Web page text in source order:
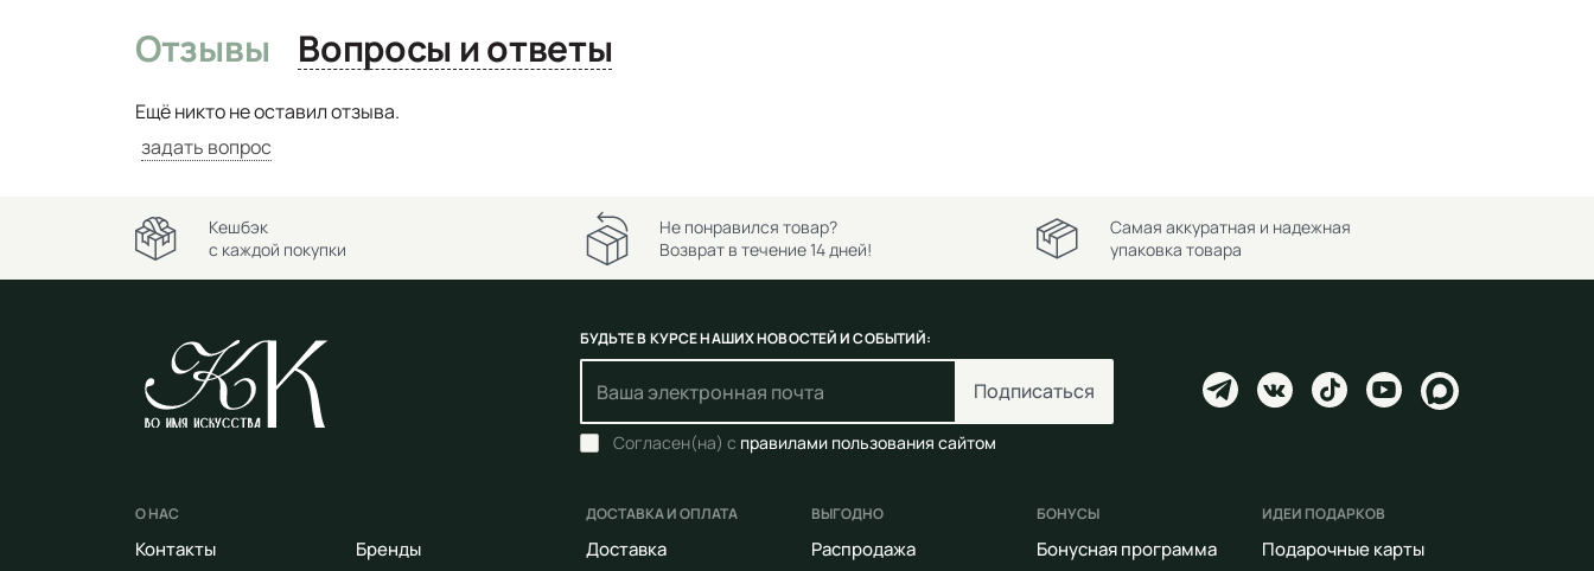
Отзывы Вопросы и ответы
Ещё никто не оставил отзыва.
задать вопрос
Кешбэк
с каждой покупки
Не понравился товар?
Возврат в течение 14 дней!
Самая аккуратная и надежная
упаковка товара
БУДЬТЕ В КУРСЕ НАШИХ НОВОСТЕЙ И СОБЫТИЙ:
Подписаться
Согласен(на) с правилами пользования сайтом
О НАС
Контакты Бренды
ДОСТАВКА И ОПЛАТА
Доставка
ВЫГОДНО
Распродажа
БОНУСЫ
Бонусная программа
ИДЕИ ПОДАРКОВ
Подарочные карты